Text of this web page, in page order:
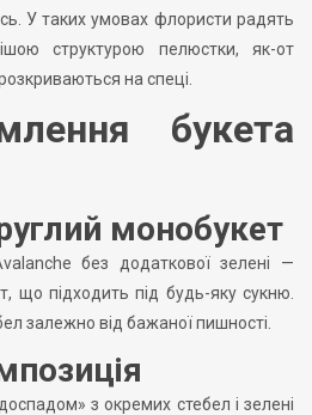
У таких умовах флористи радять
структурою пелюстки, як-от
на спеці.
букета
монобукет
без додаткової зелені —
що підходить під будь-яку сукню.
залежно від бажаної пишності.
з окремих стебел і зелені